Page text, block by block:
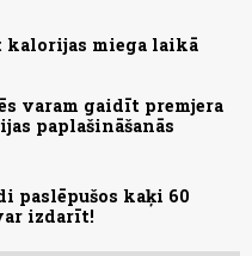
kalorijas miega laikā
varam gaidīt premjera
paplašināšanās
paslēpušos kaķi 60
izdarīt!